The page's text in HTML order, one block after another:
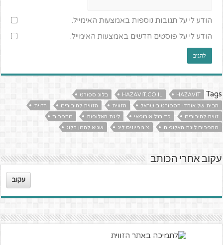
הודע לי על תגובות נוספות באמצעות האימייל.
הודע לי על פוסטים חדשים באמצעות האימייל.
Tags
HAZAVIT
HAZAVIT.CO.IL
בלוג ספורט
הבית של אוהדי הספורט בישראל
הזווית הזווית לחיבורים
הזוית
זווית לחיבורים
כדורגל אירופאי ליגת האלופות
מהפכים
מהפכים ליגת האלופות
צ'מפיוניס ליג שגיא להמן בלוג
עקוב אחרי הכותב
עקוב